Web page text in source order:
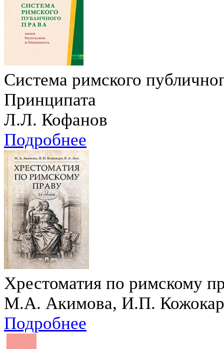
Система римского
Принципата
Л.Л. Кофанов
Подробнее
Хрестоматия по римскому
М.А. Акимова, И.П.
Подробнее